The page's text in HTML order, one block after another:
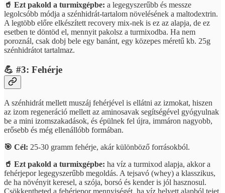
🥤 Ezt pakold a turmixgépbe: a legegyszerűbb és messze
legolcsóbb módja a szénhidrát-tartalom növelésének a maltodextrin.
A legtöbb előre elkészített recovery mix-nek is ez az alapja, de ez
esetben te döntöd el, mennyit pakolsz a turmixodba. Ha nem
poroznál, csak dobj bele egy banánt, egy közepes méretű kb. 25g
szénhidrátot tartalmaz.
💪 #3: Fehérje
A szénhidrát mellett muszáj fehérjével is ellátni az izmokat, hiszen
az izom regeneráció mellett az aminosavak segítségével gyógyulnak
be a mini izomszakadások, és épülnek fel újra, immáron nagyobb,
erősebb és még ellenállóbb formában.
🎯 Cél: 25-30 gramm fehérje, akár különböző forrásokból.
🥤 Ezt pakold a turmixgépbe: ha víz a turmixod alapja, akkor a
fehérjepor legegyszerűbb megoldás. A tejsavó (whey) a klasszikus,
de ha növényit keresel, a szója, borsó és kender is jól hasznosul.
Csökkentheted a fehérjepor mennyiségét, ha víz helyett alapból tejet